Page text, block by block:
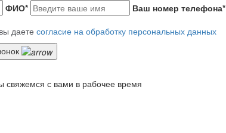
ФИО* Ваш номер телефона*
даете согласие на обработку персональных данных
свяжемся с вами в рабочее время